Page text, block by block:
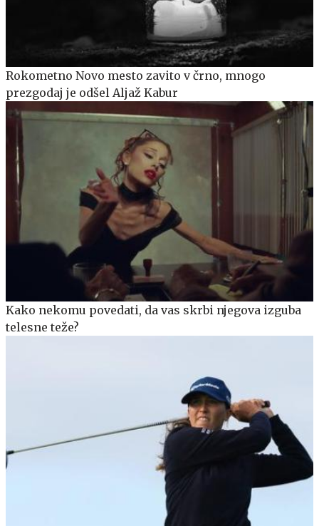
Rokometno Novo mesto zavito v črno, mnogo
prezgodaj je odšel Aljaž Kabur
Kako nekomu povedati, da vas skrbi njegova izguba
telesne teže?